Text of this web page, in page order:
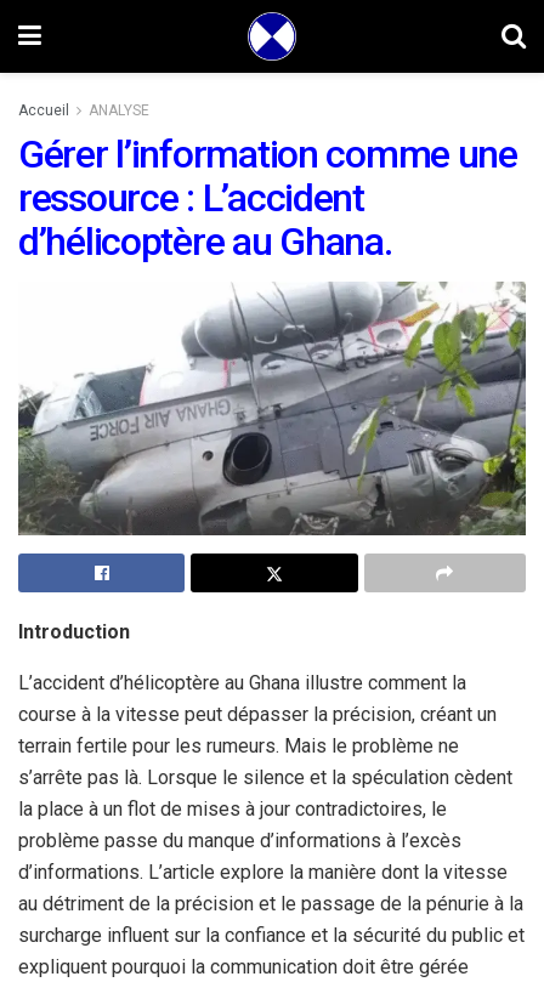
Accueil ANALYSE
Gérer l’information comme une
ressource : L’accident
d’hélicoptère au Ghana.
Introduction
L’accident d’hélicoptère au Ghana illustre comment la
course à la vitesse peut dépasser la précision, créant un
terrain fertile pour les rumeurs. Mais le problème ne
s’arrête pas là. Lorsque le silence et la spéculation cèdent
la place à un flot de mises à jour contradictoires, le
problème passe du manque d’informations à l’excès
d’informations. L’article explore la manière dont la vitesse
au détriment de la précision et le passage de la pénurie à la
surcharge influent sur la confiance et la sécurité du public et
expliquent pourquoi la communication doit être gérée